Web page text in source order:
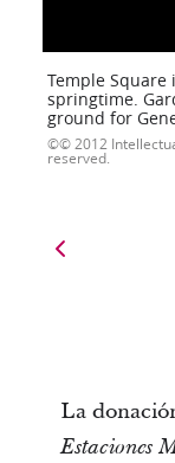
Temple
springtime.
ground for
© 2012
reserved.
La
Estaciones